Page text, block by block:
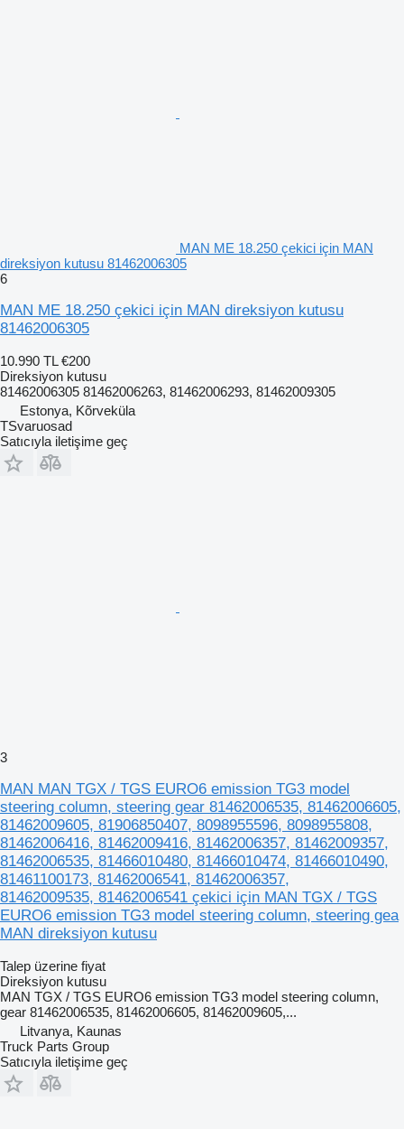
MAN ME 18.250 çekici için MAN
direksiyon kutusu 81462006305
6
MAN ME 18.250 çekici için MAN direksiyon kutusu
81462006305
10.990 TL €200
Direksiyon kutusu
81462006305 81462006263, 81462006293, 81462009305
Estonya, Kõrveküla
TSvaruosad
Satıcıyla iletişime geç
3
MAN MAN TGX / TGS EURO6 emission TG3 model
steering column, steering gear 81462006535, 81462006605,
81462009605, 81906850407, 8098955596, 8098955808,
81462006416, 81462009416, 81462006357, 81462009357,
81462006535, 81466010480, 81466010474, 81466010490,
81461100173, 81462006541, 81462006357,
81462009535, 81462006541 çekici için MAN TGX / TGS
EURO6 emission TG3 model steering column, steering gea
MAN direksiyon kutusu
Talep üzerine fiyat
Direksiyon kutusu
MAN TGX / TGS EURO6 emission TG3 model steering column,
gear 81462006535, 81462006605, 81462009605,...
Litvanya, Kaunas
Truck Parts Group
Satıcıyla iletişime geç